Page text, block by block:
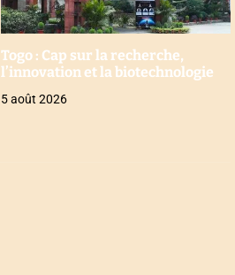
Togo : Cap sur la recherche,
l’innovation et la biotechnologie
5 août 2026